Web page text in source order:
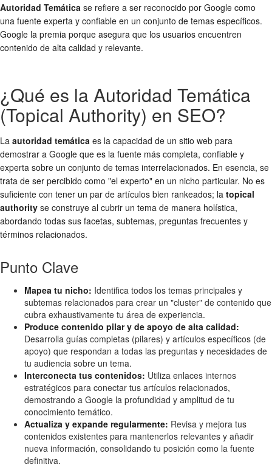
Autoridad Temática se refiere a ser reconocido por Google como
una fuente experta y confiable en un conjunto de temas específicos.
Google la premia porque asegura que los usuarios encuentren
contenido de alta calidad y relevante.
¿Qué es la Autoridad Temática
(Topical Authority) en SEO?
La autoridad temática es la capacidad de un sitio web para
demostrar a Google que es la fuente más completa, confiable y
experta sobre un conjunto de temas interrelacionados. En esencia, se
trata de ser percibido como "el experto" en un nicho particular. No es
suficiente con tener un par de artículos bien rankeados; la topical
authority se construye al cubrir un tema de manera holística,
abordando todas sus facetas, subtemas, preguntas frecuentes y
términos relacionados.
Punto Clave
Mapea tu nicho: Identifica todos los temas principales y
subtemas relacionados para crear un "cluster" de contenido que
cubra exhaustivamente tu área de experiencia.
Produce contenido pilar y de apoyo de alta calidad:
Desarrolla guías completas (pilares) y artículos específicos (de
apoyo) que respondan a todas las preguntas y necesidades de
tu audiencia sobre un tema.
Interconecta tus contenidos: Utiliza enlaces internos
estratégicos para conectar tus artículos relacionados,
demostrando a Google la profundidad y amplitud de tu
conocimiento temático.
Actualiza y expande regularmente: Revisa y mejora tus
contenidos existentes para mantenerlos relevantes y añadir
nueva información, consolidando tu posición como la fuente
definitiva.